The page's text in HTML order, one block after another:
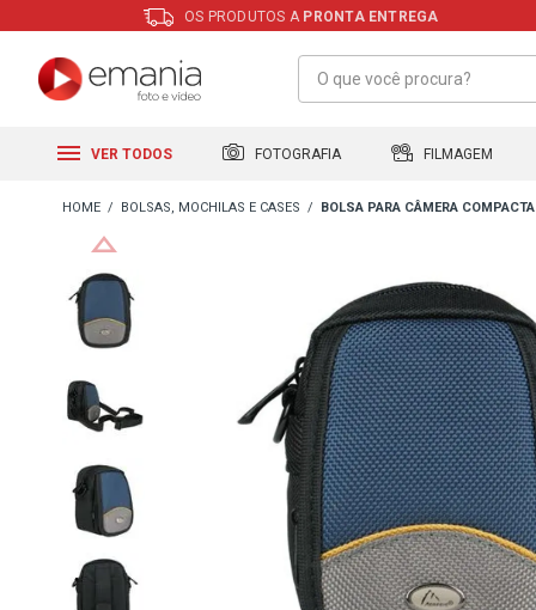
OS PRODUTOS A PRONTA ENTREGA
VER TODOS FOTOGRAFIA FILMAGEM
BOLSAS, MOCHILAS E CASES BOLSA PARA CÂMERA COMPACTA